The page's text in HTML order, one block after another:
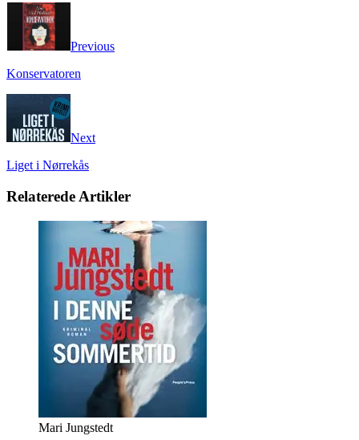
Previous
Konservatoren
Next
Liget i Nørrekås
Relaterede Artikler
Mari Jungstedt